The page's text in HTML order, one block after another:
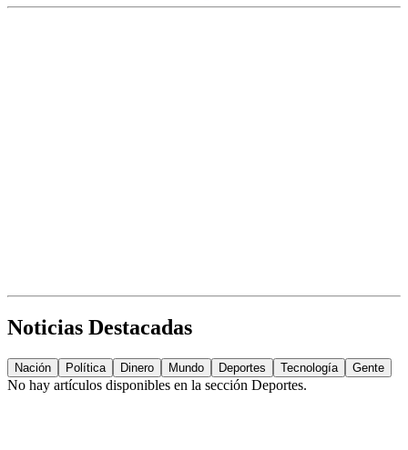
Noticias Destacadas
Nación Política Dinero Mundo Deportes Tecnología Gente
No hay artículos disponibles en la sección Deportes.